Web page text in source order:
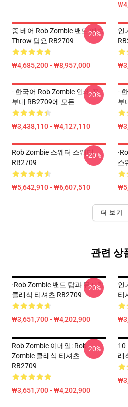
뚱 베어 Rob Zombie 밴드 예술
Throw 담요 RB2709
₩4,685,200 - ₩8,957,000
-20%
인
- 한국어 Rob Zombie 인쇄 끈
부대 RB2709에 모든
₩3,438,110 - ₩4,127,110
-20%
-
부
Rob Zombie 스웨터 스웨터
RB2709
₩5,642,910 - ₩6,607,510
-20%
스
더 보기
관련 상
·rob Zombie 밴드 탑과 뮤지컬
클래식 티셔츠 RB2709
₩3,651,700 - ₩4,202,900
-20%
인
티
Rob Zombie 이메일: Rob
Zombie 클래식 티셔츠
RB2709
₩3,651,700 - ₩4,202,900
-20%
10
래